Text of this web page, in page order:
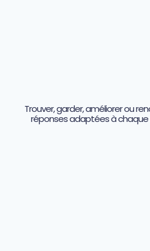
Trouver, garder, améliorer ou
réponses adaptées à